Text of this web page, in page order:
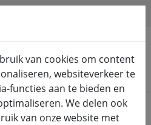
Keukenaccessoires
van cookies om content
websiteverkeer te
functies aan te bieden en
We delen ook
van onze website met